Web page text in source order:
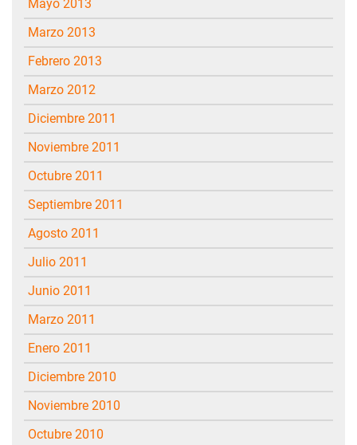
mayo 2013
marzo 2013
febrero 2013
marzo 2012
diciembre 2011
noviembre 2011
octubre 2011
septiembre 2011
agosto 2011
julio 2011
junio 2011
marzo 2011
enero 2011
diciembre 2010
noviembre 2010
octubre 2010